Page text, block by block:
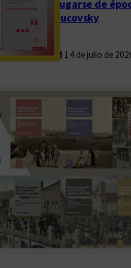
Fugarse de
Rucovsky
14 de julio de